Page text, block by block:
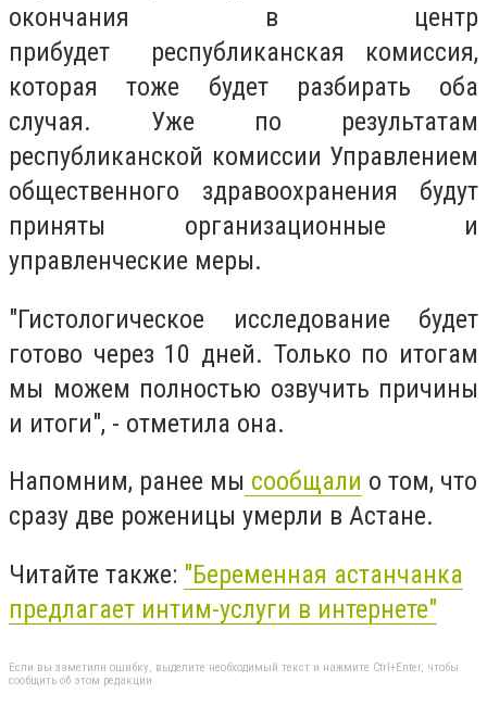
окончания в центр
прибудет республиканская комиссия,
которая тоже будет разбирать оба
случая. Уже по результатам
республиканской комиссии Управлением
общественного здравоохранения будут
приняты организационные и
управленческие меры.
"Гистологическое исследование будет
готово через 10 дней. Только по итогам
мы можем полностью озвучить причины
и итоги", - отметила она.
Напомним, ранее мы сообщали о том, что
сразу две роженицы умерли в Астане.
Читайте также: "Беременная астанчанка
предлагает интим-услуги в интернете"
Если вы заметили ошибку, выделите необходимый текст и нажмите Ctrl+Enter, чтобы
сообщить об этом редакции